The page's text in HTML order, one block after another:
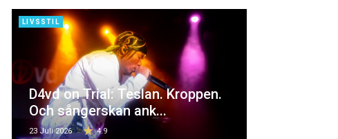
LIVSSTIL
D4vd on Trial: Teslan. Kroppen.
Och sångerskan ank...
23 Juli 2026 4.9